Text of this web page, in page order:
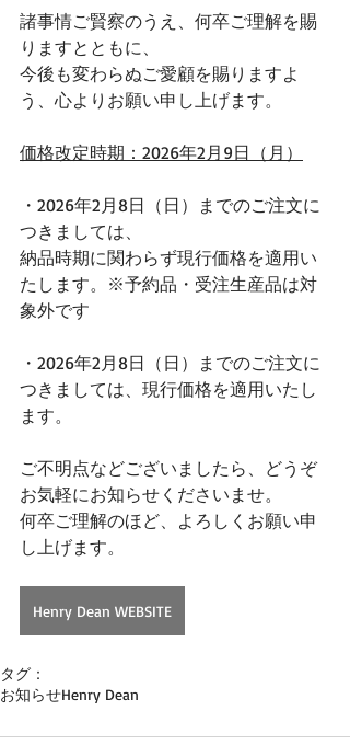
諸事情ご賢察のうえ、何卒ご理解を賜
りますとともに、
今後も変わらぬご愛顧を賜りますよ
う、心よりお願い申し上げます。
価格改定時期：2026年2月9日（月）
・2026年2月8日（日）までのご注文に
つきましては、
納品時期に関わらず現行価格を適用い
たします。※予約品・受注生産品は対
象外です
・2026年2月8日（日）までのご注文に
つきましては、現行価格を適用いたし
ます。
ご不明点などございましたら、どうぞ
お気軽にお知らせくださいませ。
何卒ご理解のほど、よろしくお願い申
し上げます。
Henry Dean WEBSITE
タグ：
お知らせHenry Dean